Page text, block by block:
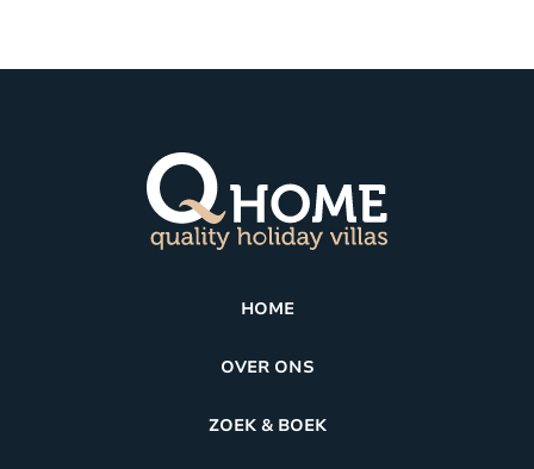
HOME
OVER ONS
ZOEK & BOEK